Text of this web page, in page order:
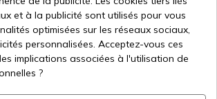
et à la publicité sont utilisés pour vous
optimisées sur les réseaux sociaux,
personnalisées. Acceptez-vous ces
implications associées à l'utilisation de
?